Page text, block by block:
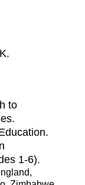
to
1-6).